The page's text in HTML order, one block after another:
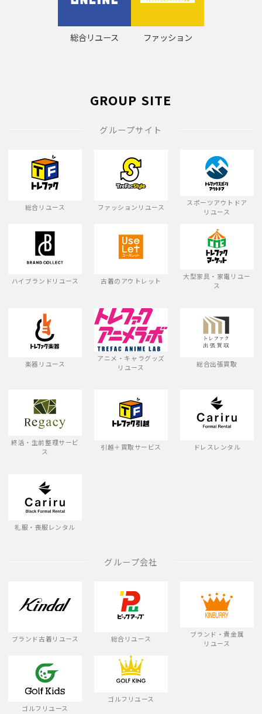
総合リユース ファッション
GROUP SITE
グループサイト
総合リユース ファッションリユース
スポーツアウトドア
リユース
ハイブランドリユース 古着のアウトレット
大型家具・家電リユー
ス
楽器リユース
アニメ・キャラグッズ
リユース
総合出張買取
終活・生前整理サービ
ス
引越＋買取サービス ドレスレンタル
礼服・喪服レンタル
グループ会社
ブランド古着リユース 総合リユース
ブランド・貴金属
リユース
ゴルフリユース
ゴルフリユース